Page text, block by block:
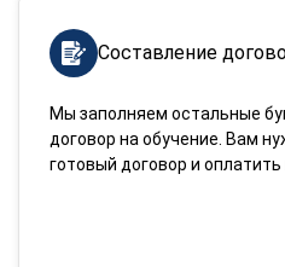
Составление
Мы заполняем остальные
договор на обучение. Вам
готовый договор и оплатить